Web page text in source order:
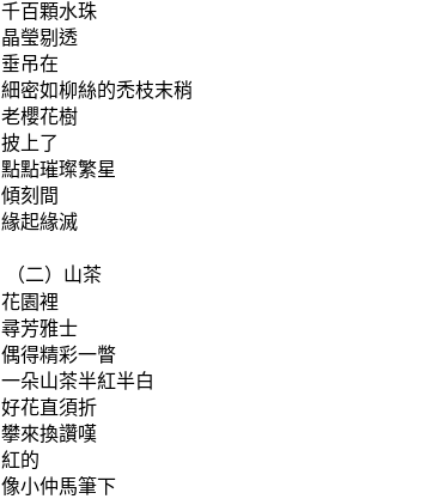
千百顆水珠
晶瑩剔透
垂吊在
細密如柳絲的禿枝末稍
老櫻花樹
披上了
點點璀璨繁星
傾刻間
緣起緣滅
（二）山茶
花園裡
尋芳雅士
偶得精彩一瞥
一朵山茶半紅半白
好花直須折
攀來換讚嘆
紅的
像小仲馬筆下